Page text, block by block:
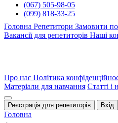
(067) 505-98-05
(099) 818-33-25
Головна Репетитори Замовити
Вакансії для репетиторів Наші
Про нас Політика
Матеріали для навчання Статті і
Реєстрація для репетиторів Вхід
Головна